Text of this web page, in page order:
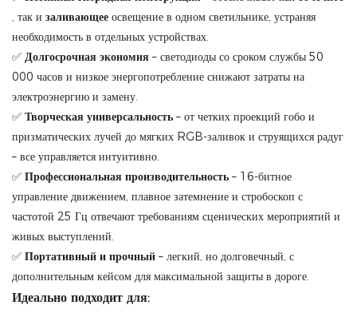
, так и заливающее освещение в одном светильнике, устраняя
необходимость в отдельных устройствах.
✅ Долгосрочная экономия – светодиоды со сроком службы 50
000 часов и низкое энергопотребление снижают затраты на
электроэнергию и замену.
✅ Творческая универсальность – от четких проекций гобо и
призматических лучей до мягких RGB-заливок и струящихся радуг
– все управляется интуитивно.
✅ Профессиональная производительность – 16-битное
управление движением, плавное затемнение и стробоскоп с
частотой 25 Гц отвечают требованиям сценических мероприятий и
живых выступлений.
✅ Портативный и прочный – легкий, но долговечный, с
дополнительным кейсом для максимальной защиты в дороге.
Идеально подходит для: